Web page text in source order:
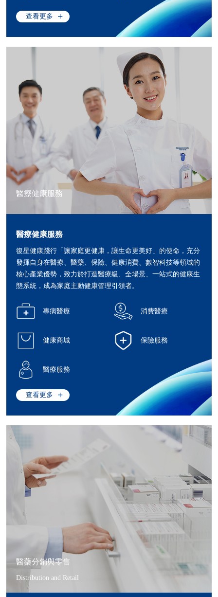
查看更多
醫療健康服務
醫療健康服務
復星健康踐行「讓家庭更健康，讓生命更美好」的使命，充分
發揮自身在醫療、醫藥、保險、健康消費、數智科技等領域的
核心產業優勢，致力於打造醫療級、全場景、一站式的健康生
態系統，成為家庭主動健康管理引領者。
專病醫療 消費醫療
健康商城 保險服務
醫療服務
查看更多
醫藥分銷與零售
Distribution and Retail